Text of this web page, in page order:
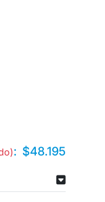
: $48.195